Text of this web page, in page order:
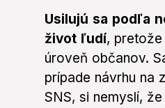
Usilujú sa podľa
život ľudí,
úroveň občanov.
prípade návrhu na
SNS, si nemyslí,